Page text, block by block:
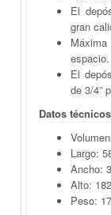
El
gran
espacio.
El
de 3/4”
Datos
Largo:
Ancho:
Alto:
Peso: